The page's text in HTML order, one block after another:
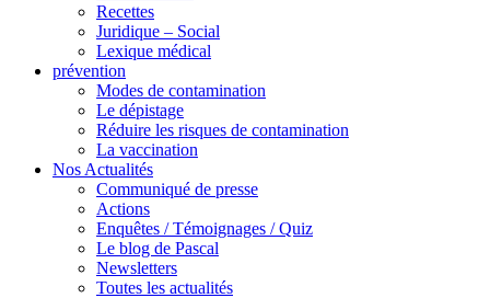
Recettes
Juridique – Social
Lexique médical
prévention
Modes de contamination
Le dépistage
Réduire les risques de contamination
La vaccination
Nos Actualités
Communiqué de presse
Actions
Enquêtes / Témoignages / Quiz
Le blog de Pascal
Newsletters
Toutes les actualités